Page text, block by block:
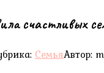
счастливых
СемьяАвтор: